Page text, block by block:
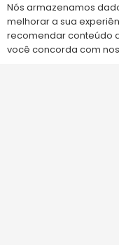
Calçadão
Florianópolis
Nós armazenamos
melhorar a sua
recomendar conteúdo
você concorda com